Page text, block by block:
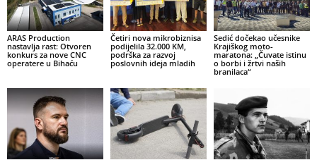
ARAS Production
nastavlja rast: Otvoren
konkurs za nove CNC
operatere u Bihaću
Četiri nova mikrobiznisa
podijelila 32.000 KM,
podrška za razvoj
poslovnih ideja mladih
Sedić dočekao učesnike
Krajiškog moto-
maratona: „Čuvate istinu
o borbi i žrtvi naših
branilaca“